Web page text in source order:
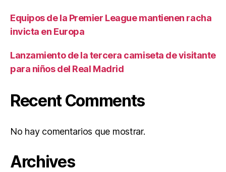
Equipos de la Premier League mantienen racha
invicta en Europa
Lanzamiento de la tercera camiseta de visitante
para niños del Real Madrid
Recent Comments
No hay comentarios que mostrar.
Archives